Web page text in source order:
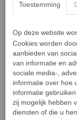
cm)
Op zoek naar de
creatieve technieken?
uitgebreide collectie
materialen. Of je nu
decoratietechnieken
kunstwerk!
Ruime keuze
Onzeondergronden
Toestemming
Op deze website
Cookies worden
aanbieden van
van informatie en
sociale media-,
informatie over hoe
informatie
zij mogelijk hebben
diensten of die u